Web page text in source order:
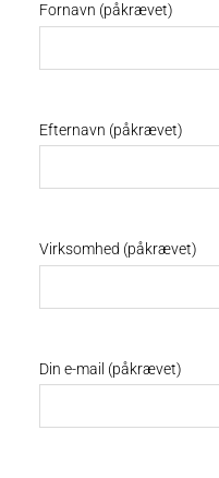
Fornavn (påkrævet)
Efternavn (påkrævet)
Virksomhed (påkrævet)
Din e-mail (påkrævet)